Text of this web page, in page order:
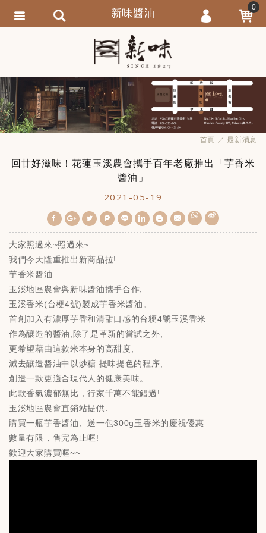
首頁 最新消息
回甘好滋味！花蓮玉溪農會攜手百年老廠推出「芋香米
醬油」
2021-05-19
W
h
a
S
i
n
大家照過來~照過來~
我們今天隆重推出新商品拉!
芋香米醬油
玉溪地區農會與新味醬油攜手合作,
玉溪香米(台梗4號)製成芋香米醬油。
首創加入有濃厚芋香和清甜口感的台粳4號玉溪香米
作為釀造的醬油,除了是革新的嘗試之外,
更希望藉由這款米本身的高甜度,
減去釀造醬油中以炒糖 提味提色的程序,
創造一款更適合現代人的健康美味。
此款香氣濃郁無比，行家千萬不能錯過!
玉溪地區農會直銷站提供:
購買一瓶芋香醬油、送一包300g玉香米的慶祝優惠
數量有限，售完為止喔!
歡迎大家購買喔~~
新味醬油 0
會員登入
會員註冊
忘記密碼
訂單查詢
追蹤清單
繁體中文